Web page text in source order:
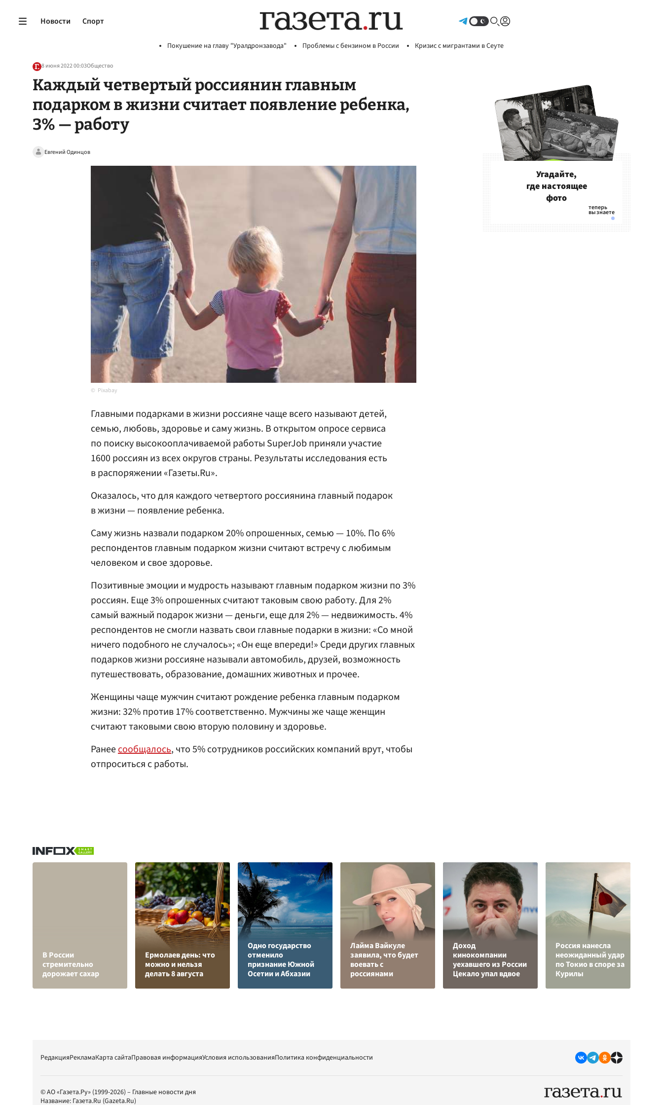
Новости Спорт
Покушение на главу "Уралдронзавода" Проблемы с бензином в России Кризис с мигрантами в Сеуте
8 июня 2022 00:03Общество
Каждый четвертый россиянин главным
подарком в жизни считает появление ребенка,
3% — работу
Евгений Одинцов
Pixabay
Главными подарками в жизни россияне чаще всего называют детей,
семью, любовь, здоровье и саму жизнь. В открытом опросе сервиса
по поиску высокооплачиваемой работы SuperJob приняли участие
1600 россиян из всех округов страны. Результаты исследования есть
в распоряжении «Газеты.Ru».
Оказалось, что для каждого четвертого россиянина главный подарок
в жизни — появление ребенка.
Саму жизнь назвали подарком 20% опрошенных, семью — 10%. По 6%
респондентов главным подарком жизни считают встречу с любимым
человеком и свое здоровье.
Позитивные эмоции и мудрость называют главным подарком жизни по 3%
россиян. Еще 3% опрошенных считают таковым свою работу. Для 2%
самый важный подарок жизни — деньги, еще для 2% — недвижимость. 4%
респондентов не смогли назвать свои главные подарки в жизни: «Со мной
ничего подобного не случалось»; «Он еще впереди!» Среди других главных
подарков жизни россияне называли автомобиль, друзей, возможность
путешествовать, образование, домашних животных и прочее.
Женщины чаще мужчин считают рождение ребенка главным подарком
жизни: 32% против 17% соответственно. Мужчины же чаще женщин
считают таковыми свою вторую половину и здоровье.
Ранеесообщалось, что 5% сотрудников российских компаний врут, чтобы
отпроситься с работы.
Угадайте,
где настоящее
фото
В России
стремительно
дорожает сахар
Ермолаев день: что
можно и нельзя
делать 8 августа
Одно государство
отменило
признание Южной
Осетии и Абхазии
Лайма Вайкуле
заявила, что будет
воевать с
россиянами
Доход
кинокомпании
уехавшего из России
Цекало упал вдвое
Россия нанесла
неожиданный удар
по Токио в споре за
Курилы
РедакцияРекламаКарта сайтаПравовая информацияУсловия использованияПолитика конфиденциальности
© АО «Газета.Ру» (1999-2026) – Главные новости дня
Название: Газета.Ru (Gazeta.Ru)